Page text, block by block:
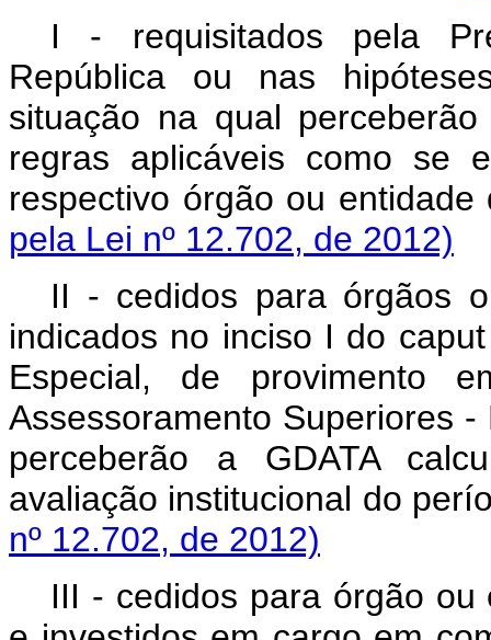
I - requisitados pela
República ou nas
situação na qual
regras aplicáveis como se
respectivo órgão ou
pela Lei nº 12.702, de 2012)
II - cedidos para órgãos
indicados no inciso I do caput
Especial, de provimento
Assessoramento Superiores
perceberão a GDATA
avaliação institucional do
nº 12.702, de 2012)
III - cedidos para órgão